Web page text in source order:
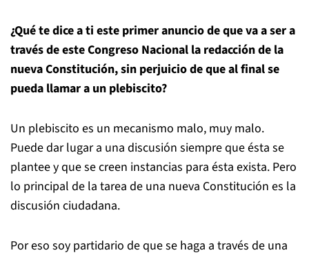
¿Qué te dice a ti este primer anuncio de que va a ser a
través de este Congreso Nacional la redacción de la
nueva Constitución, sin perjuicio de que al final se
pueda llamar a un plebiscito?
Un plebiscito es un mecanismo malo, muy malo.
Puede dar lugar a una discusión siempre que ésta se
plantee y que se creen instancias para ésta exista. Pero
lo principal de la tarea de una nueva Constitución es la
discusión ciudadana.
Por eso soy partidario de que se haga a través de una